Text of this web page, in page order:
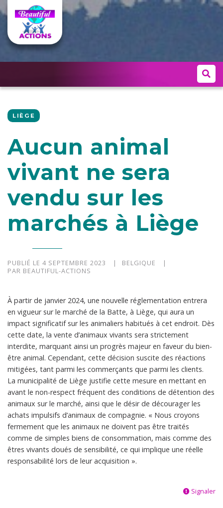
LIÈGE
Aucun animal
vivant ne sera
vendu sur les
marchés à Liège
PUBLIÉ LE 4 SEPTEMBRE 2023
BELGIQUE
PAR BEAUTIFUL-ACTIONS
À partir de janvier 2024, une nouvelle réglementation entrera
en vigueur sur le marché de la Batte, à Liège, qui aura un
impact significatif sur les animaliers habitués à cet endroit. Dès
cette date, la vente d’animaux vivants sera strictement
interdite, marquant ainsi un progrès majeur en faveur du bien-
être animal. Cependant, cette décision suscite des réactions
mitigées, tant parmi les commerçants que parmi les clients.
La municipalité de Liège justifie cette mesure en mettant en
avant le non-respect fréquent des conditions de détention des
animaux sur le marché, ainsi que le désir de décourager les
achats impulsifs d’animaux de compagnie. « Nous croyons
fermement que les animaux ne doivent pas être traités
comme de simples biens de consommation, mais comme des
êtres vivants doués de sensibilité, ce qui implique une réelle
responsabilité lors de leur acquisition ».
Signaler